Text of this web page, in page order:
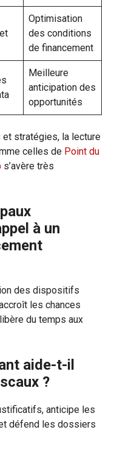
Optimisation
des conditions
de financement
Meilleure
anticipation des
opportunités
stratégies, la lecture
celles de Point du
s’avère très
à un
des dispositifs
les chances
du temps aux
aide-t-il
?
anticipe les
défend les dossiers